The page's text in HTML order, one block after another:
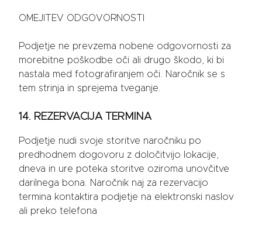
OMEJITEV ODGOVORNOSTI
Podjetje ne prevzema nobene odgovornosti za
morebitne poškodbe oči ali drugo škodo, ki bi
nastala med fotografiranjem oči. Naročnik se s
tem strinja in sprejema tveganje.
14. REZERVACIJA TERMINA
Podjetje nudi svoje storitve naročniku po
predhodnem dogovoru z določitvijo lokacije,
dneva in ure poteka storitve oziroma unovčitve
darilnega bona. Naročnik naj za rezervacijo
termina kontaktira podjetje na elektronski naslov
ali preko telefona